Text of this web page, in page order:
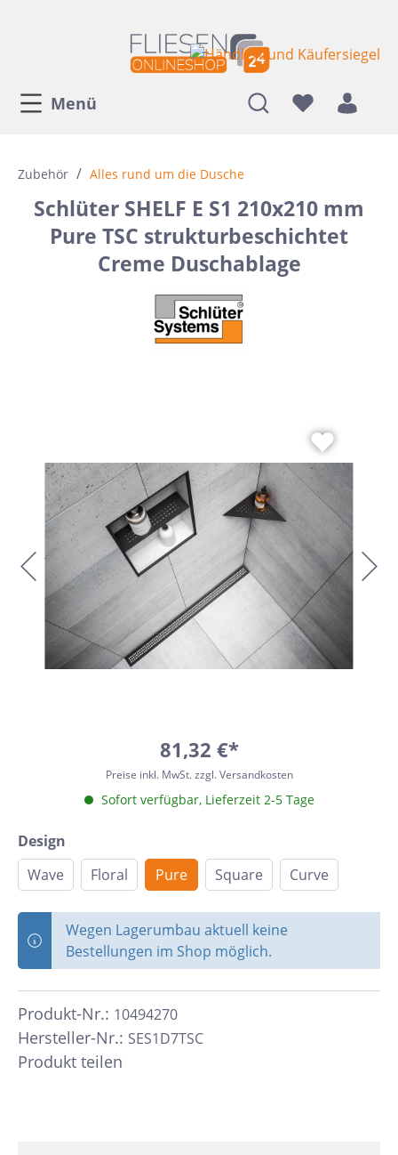
Menü
Zubehör / Alles rund um die Dusche
Schlüter SHELF E S1 210x210 mm
Pure TSC strukturbeschichtet
Creme Duschablage
81,32 €*
Preise inkl. MwSt. zzgl. Versandkosten
Sofort verfügbar, Lieferzeit 2-5 Tage
Design
Wave
Floral Pure Square Curve
Wegen Lagerumbau aktuell keine
Bestellungen im Shop möglich.
Hersteller-Nr.: SES1D7TSC
Produkt-Nr.: 10494270
Produkt teilen